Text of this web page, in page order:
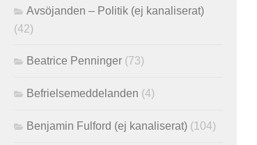
Avsöjanden – Politik (ej kanaliserat)
(42)
Beatrice Penninger (73)
Befrielsemeddelanden (4)
Benjamin Fulford (ej kanaliserat) (104)